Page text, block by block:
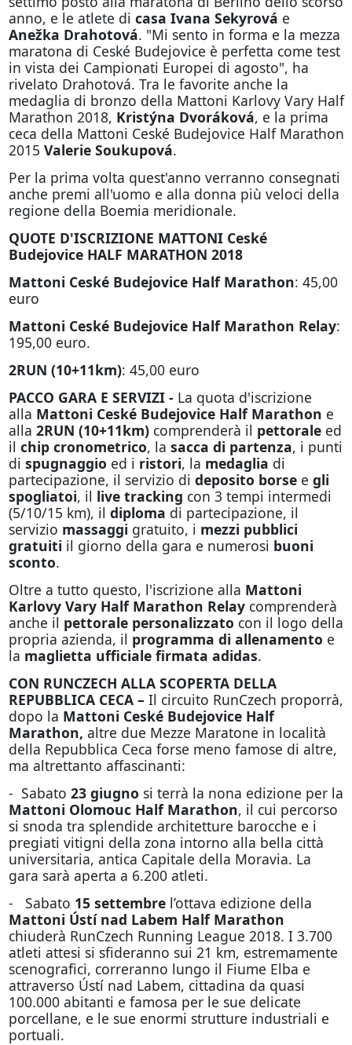
anno, e le atlete di casa Ivana Sekyrová e
Anežka Drahotová. "Mi sento in forma e la mezza
maratona di Ceské Budejovice è perfetta come test
in vista dei Campionati Europei di agosto", ha
rivelato Drahotová. Tra le favorite anche la
medaglia di bronzo della Mattoni Karlovy Vary Half
Marathon 2018, Kristýna Dvoráková, e la prima
ceca della Mattoni Ceské Budejovice Half Marathon
2015 Valerie Soukupová.
Per la prima volta quest'anno verranno consegnati
anche premi all'uomo e alla donna più veloci della
regione della Boemia meridionale.
QUOTE D'ISCRIZIONE MATTONI Ceské
Budejovice HALF MARATHON 2018
Mattoni Ceské Budejovice Half Marathon: 45,00
euro
Mattoni Ceské Budejovice Half Marathon Relay:
195,00 euro.
2RUN (10+11km): 45,00 euro
PACCO GARA E SERVIZI - La quota d'iscrizione
alla Mattoni Ceské Budejovice Half Marathon e
alla 2RUN (10+11km) comprenderà il pettoraleed
il chip cronometrico, la sacca di partenza, i punti
di spugnaggio ed i ristori, la medaglia di
partecipazione, il servizio di deposito borse e gli
spogliatoi, il live tracking con 3 tempi intermedi
(5/10/15 km), il diploma di partecipazione, il
servizio massaggi gratuito, i mezzi pubblici
gratuiti il giorno della gara e numerosi buoni
sconto.
Oltre a tutto questo, l'iscrizione alla Mattoni
Karlovy Vary Half Marathon Relay comprenderà
anche il pettorale personalizzato con il logo della
propria azienda, il programma di allenamento e
la maglietta ufficiale firmata adidas.
CON RUNCZECH ALLA SCOPERTA DELLA
REPUBBLICA CECA – Il circuito RunCzech proporrà,
dopo la Mattoni Ceské Budejovice Half
Marathon, altre due Mezze Maratone in località
della Repubblica Ceca forse meno famose di altre,
ma altrettanto affascinanti:
- Sabato 23 giugno si terrà la nona edizione per la
Mattoni Olomouc Half Marathon, il cui percorso
si snoda tra splendide architetture barocche e i
pregiati vitigni della zona intorno alla bella città
universitaria, antica Capitale della Moravia. La
gara sarà aperta a 6.200 atleti.
- Sabato 15 settembrel’ottava edizione della
Mattoni Ústí nad Labem Half Marathon
chiuderà RunCzech Running League 2018. I 3.700
atleti attesi si sfideranno sui 21 km, estremamente
scenografici, correranno lungo il Fiume Elba e
attraverso Ústí nad Labem, cittadina da quasi
100.000 abitanti e famosa per le sue delicate
porcellane, e le sue enormi strutture industriali e
portuali.